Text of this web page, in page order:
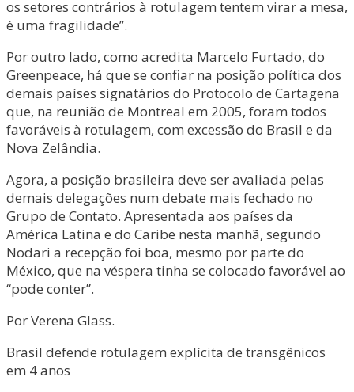
os setores contrários à rotulagem tentem virar a mesa,
é uma fragilidade”.
Por outro lado, como acredita Marcelo Furtado, do
Greenpeace, há que se confiar na posição política dos
demais países signatários do Protocolo de Cartagena
que, na reunião de Montreal em 2005, foram todos
favoráveis à rotulagem, com excessão do Brasil e da
Nova Zelândia.
Agora, a posição brasileira deve ser avaliada pelas
demais delegações num debate mais fechado no
Grupo de Contato. Apresentada aos países da
América Latina e do Caribe nesta manhã, segundo
Nodari a recepção foi boa, mesmo por parte do
México, que na véspera tinha se colocado favorável ao
“pode conter”.
Por Verena Glass.
Brasil defende rotulagem explícita de transgênicos
em 4 anos